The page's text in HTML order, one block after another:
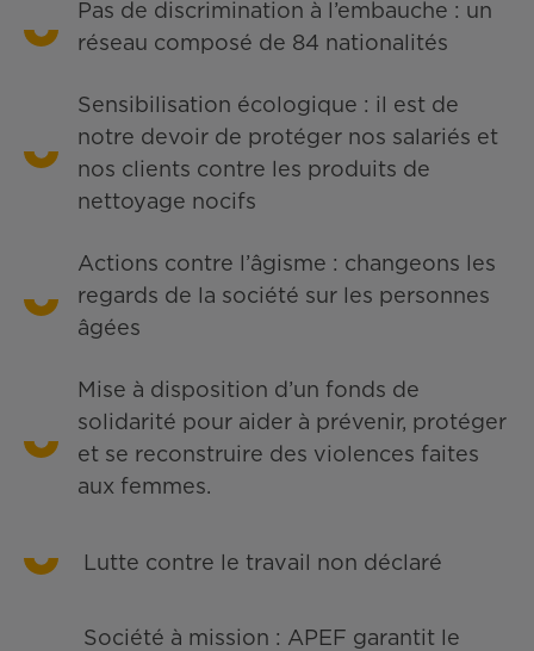
Pas de discrimination à l’embauche : un
réseau composé de 84 nationalités
Sensibilisation écologique : il est de
notre devoir de protéger nos salariés et
nos clients contre les produits de
nettoyage nocifs
Actions contre l’âgisme : changeons les
regards de la société sur les personnes
âgées
Mise à disposition d’un fonds de
solidarité pour aider à prévenir, protéger
et se reconstruire des violences faites
aux femmes.
Lutte contre le travail non déclaré
Société à mission : APEF garantit le